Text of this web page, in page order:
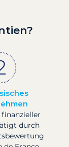
durch